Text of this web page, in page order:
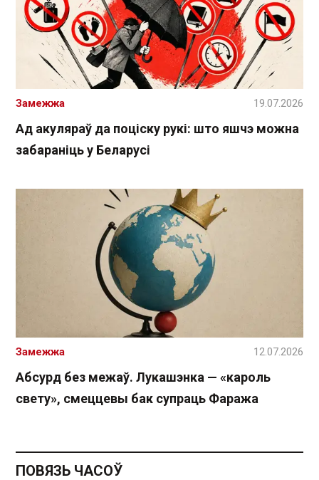
Ад акуляраў да поціску рукі: што яшчэ можна
забараніць у Беларусі
Замежжа 19.07.2026
Абсурд без межаў. Лукашэнка — «кароль
свету», смеццевы бак супраць Фаража
Замежжа 12.07.2026
ПОВЯЗЬ ЧАСОЎ